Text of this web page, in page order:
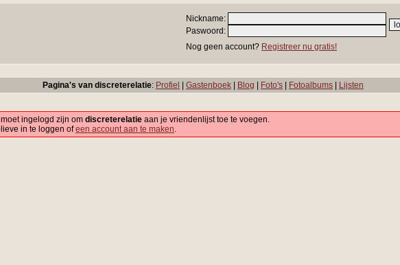
Nickname:
Paswoord:
Nog geen account? Registreer nu gratis!
Pagina's van discreterelatie: Profiel Gastenboek Blog Foto's Fotoalbums Lijsten
ingelogd zijn om discreterelatie aan je vriendenlijst toe te voegen.
in te loggen ofeen account aan te maken.